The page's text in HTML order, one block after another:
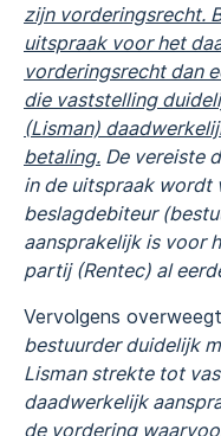
zijn vorderingsrecht.
uitspraak voor het
vorderingsrecht dan
die vaststelling
(Lisman)
betaling. De vereiste
in de uitspraak wordt
beslagdebiteur
aansprakelijk is voor
partij (Rentec) al
Vervolgens
bestuurder duidelijk
Lisman strekte tot
daadwerkelijk
de vordering